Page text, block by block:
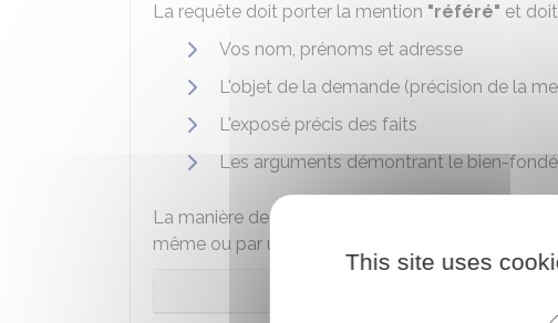
La requête doit porter la mention "référé" et
Vos nom, prénoms et adresse
L'objet de la demande (précision de la
L'exposé précis des faits
Les arguments démontrant le bien-
La manière de déposer un référé-instruction
même ou par un avocat :
This site uses